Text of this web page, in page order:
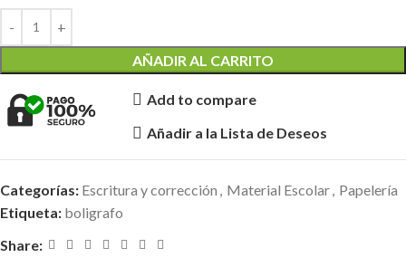
AÑADIR AL CARRITO
Add to compare
Añadir a la Lista de Deseos
Categorías: Escritura y corrección Material Escolar Papelería
Etiqueta: boligrafo
Share: